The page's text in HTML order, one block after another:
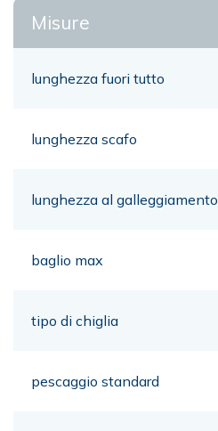
Misure
lunghezza fuori tutto
lunghezza scafo
lunghezza al galleggiamento
baglio max
tipo di chiglia
pescaggio standard